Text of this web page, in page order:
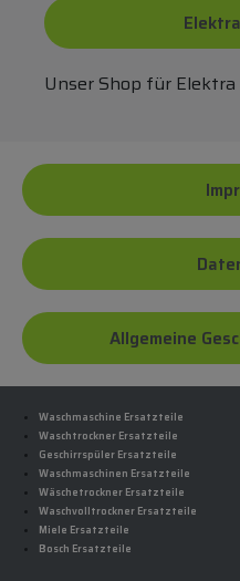
Unser Shop für
Allgemeine
Waschmaschine Ersatzteile
Waschtrockner Ersatzteile
Geschirrspüler Ersatzteile
Waschmaschinen Ersatzteile
Wäschetrockner Ersatzteile
Waschvolltrockner Ersatzteile
Miele Ersatzteile
Bosch Ersatzteile